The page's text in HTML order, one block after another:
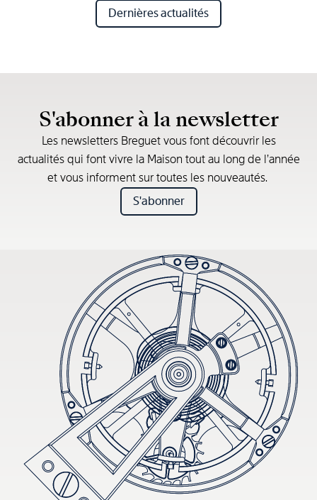
Dernières actualités
S'abonner à la newsletter
Les newsletters Breguet vous font découvrir les
actualités qui font vivre la Maison tout au long de l’année
et vous informent sur toutes les nouveautés.
S'abonner